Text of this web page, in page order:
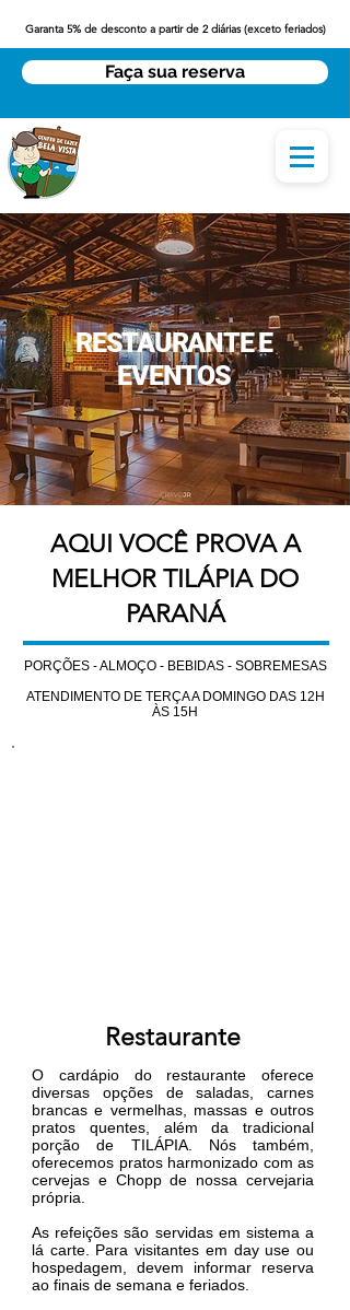
Garanta 5% de desconto a partir de 2 diárias (exceto feriados)
Faça sua reserva
RESTAURANTE E
EVENTOS
AQUI VOCÊ PROVA A
MELHOR TILÁPIA DO
PARANÁ
PORÇÕES - ALMOÇO - BEBIDAS - SOBREMESAS
ATENDIMENTO DE TERÇA A DOMINGO DAS 12H
ÀS 15H
Restaurante
O cardápio do restaurante oferece
diversas opções de saladas, carnes
brancas e vermelhas, massas e outros
pratos quentes, além da tradicional
porção de TILÁPIA. Nós também,
oferecemos pratos harmonizado com as
cervejas e Chopp de nossa cervejaria
própria.
As refeições são servidas em sistema a
lá carte. Para visitantes em day use ou
hospedagem, devem informar reserva
ao finais de semana e feriados.